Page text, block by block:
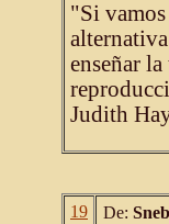
"Si vamos
enseñar
Judith
19 De: Sneb